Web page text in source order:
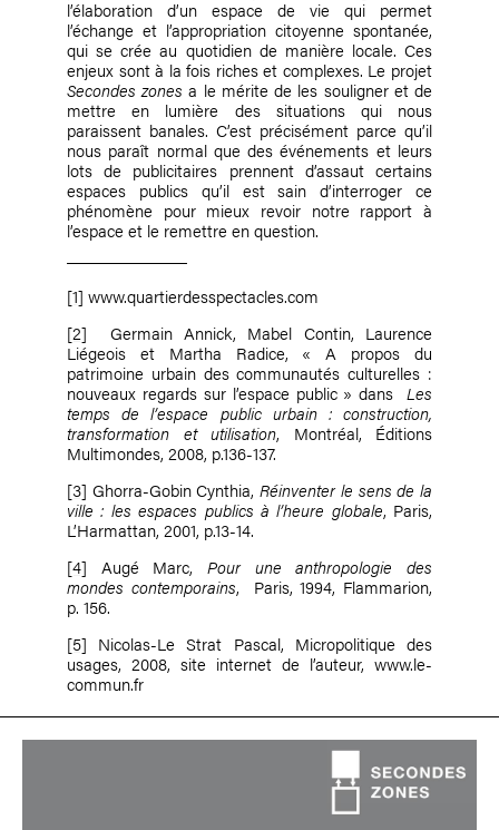
l’élaboration d’un espace de vie qui permet
l’échange et l’appropriation citoyenne spontanée,
qui se crée au quotidien de manière locale. Ces
enjeux sont à la fois riches et complexes. Le projet
Secondes zones a le mérite de les souligner et de
mettre en lumière des situations qui nous
paraissent banales. C’est précisément parce qu’il
nous paraît normal que des événements et leurs
lots de publicitaires prennent d’assaut certains
espaces publics qu’il est sain d’interroger ce
phénomène pour mieux revoir notre rapport à
l’espace et le remettre en question.
[1] www.quartierdesspectacles.com
[2] Germain Annick, Mabel Contin, Laurence
Liégeois et Martha Radice, « A propos du
patrimoine urbain des communautés culturelles :
nouveaux regards sur l’espace public » dans Les
temps de l’espace public urbain : construction,
transformation et utilisation, Montréal, Éditions
Multimondes, 2008, p.136-137.
[3] Ghorra-Gobin Cynthia,Réinventer le sens de la
ville : les espaces publics à l’heure globale, Paris,
L’Harmattan, 2001, p.13-14.
[4] Augé Marc, Pour une anthropologie des
mondes contemporains, Paris, 1994, Flammarion,
p. 156.
[5] Nicolas-Le Strat Pascal, Micropolitique des
usages, 2008, site internet de l’auteur, www.le-
commun.fr